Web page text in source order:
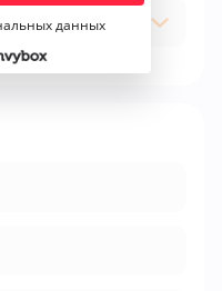
данных